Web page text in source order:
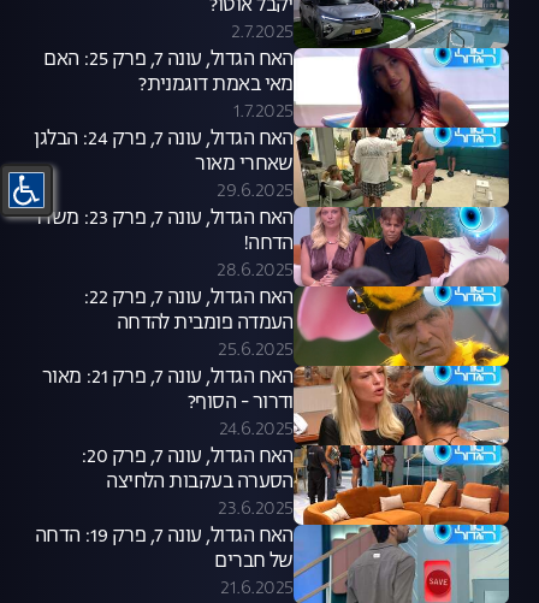
יקבל אוטו?
2.7.2025
האח הגדול, עונה 7, פרק 25: האם
מאי באמת דוגמנית?
1.7.2025
האח הגדול, עונה 7, פרק 24: הבלגן
שאחרי מאור
29.6.2025
האח הגדול, עונה 7, פרק 23: משדר
הדחה!
28.6.2025
האח הגדול, עונה 7, פרק 22:
העמדה פומבית להדחה
25.6.2025
האח הגדול, עונה 7, פרק 21: מאור
ודרור - הסוף?
24.6.2025
האח הגדול, עונה 7, פרק 20:
הסערה בעקבות הלחיצה
23.6.2025
האח הגדול, עונה 7, פרק 19: הדחה
של חברים
21.6.2025